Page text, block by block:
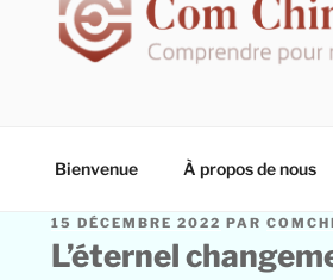
Bienvenue À propos de nous
15 DÉCEMBRE 2022 PAR
L’éternel